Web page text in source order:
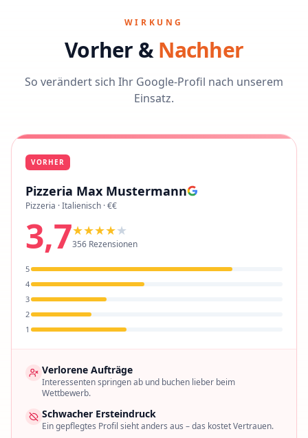
WIRKUNG
Vorher &Nachher
So verändert sich Ihr Google-Profil nach unserem
Einsatz.
VORHER
Pizzeria Max Mustermann
Pizzeria · Italienisch · €€
3,7★★★★★
356 Rezensionen
5
4
3
2
1
Verlorene Aufträge
Interessenten springen ab und buchen lieber beim
Wettbewerb.
Schwacher Ersteindruck
Ein gepflegtes Profil sieht anders aus – das kostet Vertrauen.